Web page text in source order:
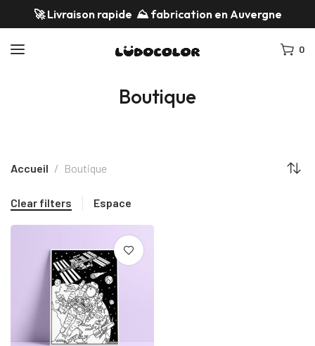
🚀 Livraison rapide ⛰️ fabrication en Auvergne
0
Boutique
Accueil Boutique
Clear filters Espace